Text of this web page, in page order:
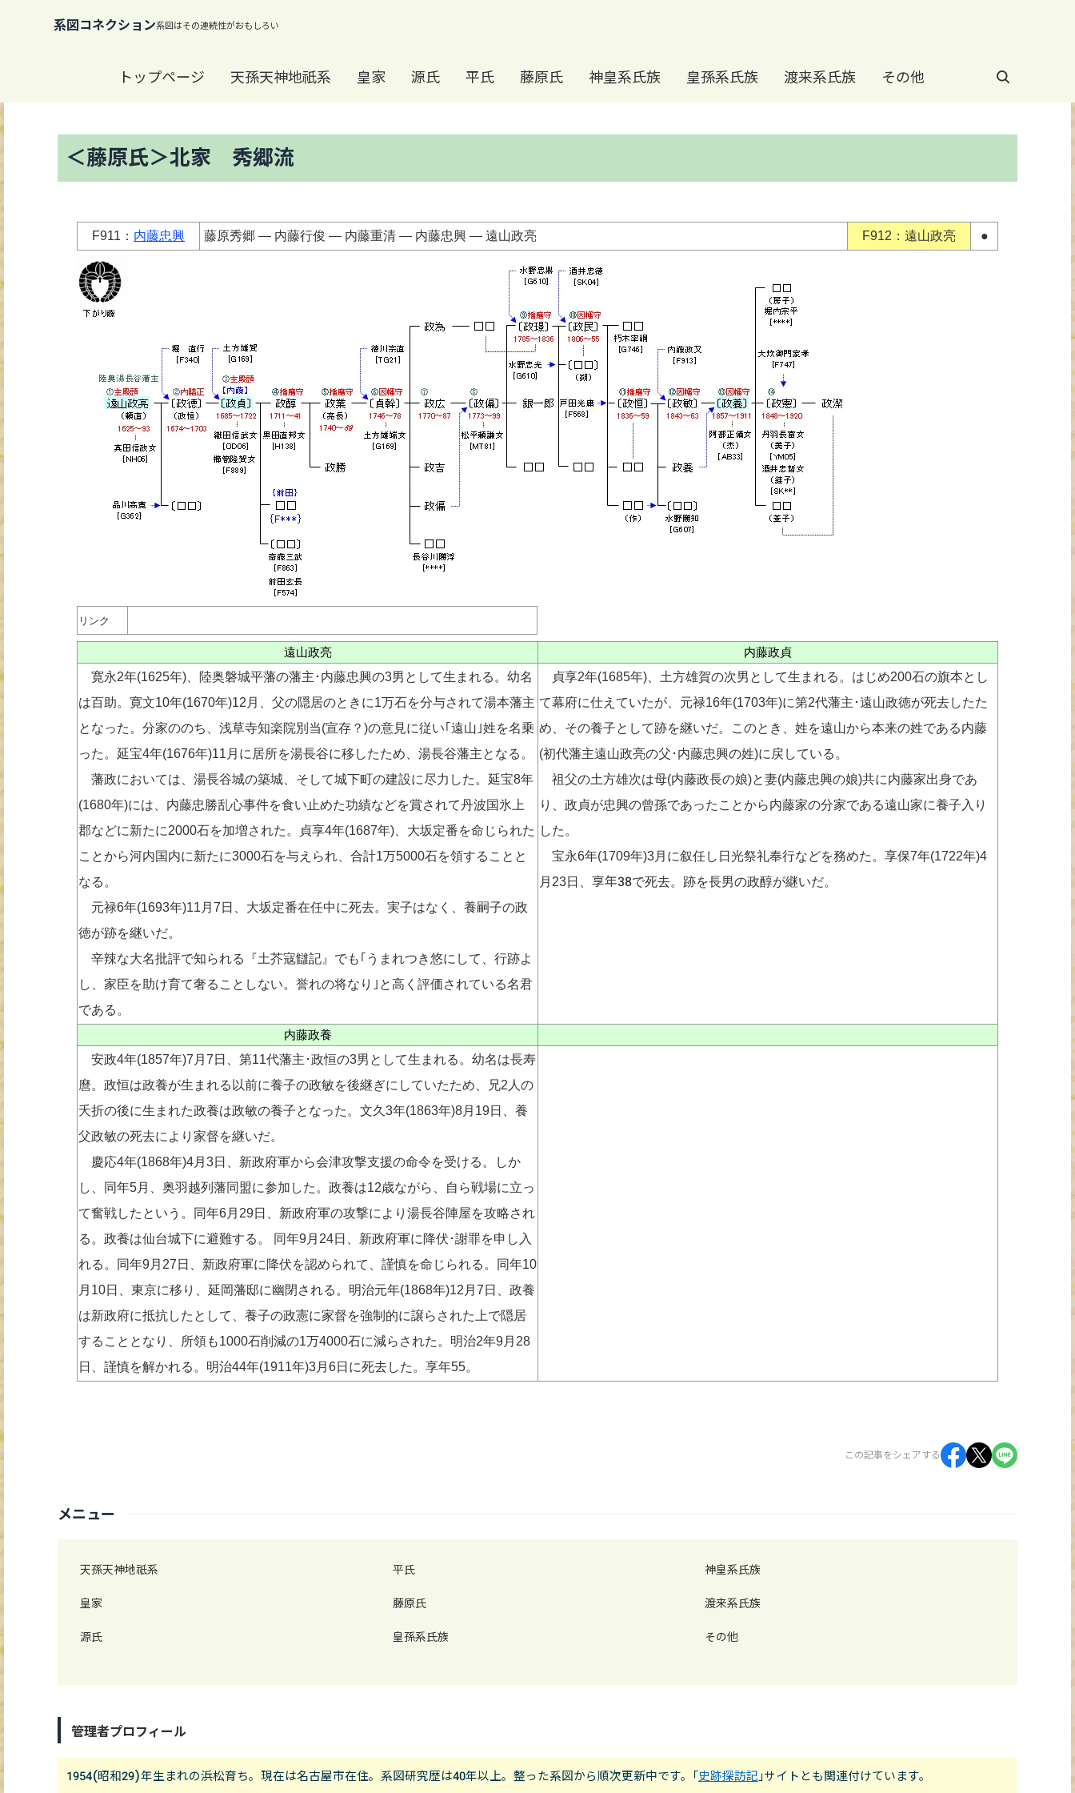
系図コネクション
トップページ 天孫天神地祇系 皇家 源氏 平氏 藤原氏 神皇系氏族 皇孫系氏族 渡来系氏族 その他
＜藤原氏＞北家 秀郷流
F911： 内藤忠興 藤原秀郷 ― 内藤行俊 ― 内藤重清 ― 内藤忠興 ― 遠山政亮 F912：遠山政亮 ●
リンク
遠山政亮 内藤政貞
寛永2年(1625年)、陸奥磐城平藩の藩主･内藤忠興の3男として生まれる。幼名
は百助。寛文10年(1670年)12月、父の隠居のときに1万石を分与されて湯本藩主
となった。分家ののち、浅草寺知楽院別当(宣存？)の意見に従い｢遠山｣姓を名乗
った。延宝4年(1676年)11月に居所を湯長谷に移したため、湯長谷藩主となる。
藩政においては、湯長谷城の築城、そして城下町の建設に尽力した。延宝8年
(1680年)には、内藤忠勝乱心事件を食い止めた功績などを賞されて丹波国氷上
郡などに新たに2000石を加増された。貞享4年(1687年)、大坂定番を命じられた
ことから河内国内に新たに3000石を与えられ、合計1万5000石を領することと
なる。
元禄6年(1693年)11月7日、大坂定番在任中に死去。実子はなく、養嗣子の政
徳が跡を継いだ。
辛辣な大名批評で知られる『土芥寇讎記』でも｢うまれつき悠にして、行跡よ
し、家臣を助け育て奢ることしない。誉れの将なり｣と高く評価されている名君
である。
貞享2年(1685年)、土方雄賀の次男として生まれる。はじめ200石の旗本とし
て幕府に仕えていたが、元禄16年(1703年)に第2代藩主･遠山政徳が死去したた
め、その養子として跡を継いだ。このとき、姓を遠山から本来の姓である内藤
(初代藩主遠山政亮の父･内藤忠興の姓)に戻している。
祖父の土方雄次は母(内藤政長の娘)と妻(内藤忠興の娘)共に内藤家出身であ
り、政貞が忠興の曾孫であったことから内藤家の分家である遠山家に養子入り
した。
宝永6年(1709年)3月に叙任し日光祭礼奉行などを務めた。享保7年(1722年)4
月23日、 享年38で死去。跡を長男の政醇が継いだ。
内藤政養
安政4年(1857年)7月7日、第11代藩主･政恒の3男として生まれる。幼名は長寿
麿。政恒は政養が生まれる以前に養子の政敏を後継ぎにしていたため、兄2人の
夭折の後に生まれた政養は政敏の養子となった。文久3年(1863年)8月19日、養
父政敏の死去により家督を継いだ。
慶応4年(1868年)4月3日、新政府軍から会津攻撃支援の命令を受ける。しか
し、同年5月、奥羽越列藩同盟に参加した。政養は12歳ながら、自ら戦場に立っ
て奮戦したという。同年6月29日、新政府軍の攻撃により湯長谷陣屋を攻略され
る。政養は仙台城下に避難する。 同年9月24日、新政府軍に降伏･謝罪を申し入
れる。同年9月27日、新政府軍に降伏を認められて、謹慎を命じられる。同年10
月10日、東京に移り、延岡藩邸に幽閉される。明治元年(1868年)12月7日、政養
は新政府に抵抗したとして、養子の政憲に家督を強制的に譲らされた上で隠居
することとなり、所領も1000石削減の1万4000石に減らされた。明治2年9月28
日、謹慎を解かれる。明治44年(1911年)3月6日に死去した。享年55。
この記事をシェアする
メニュー
天孫天神地祇系
皇家
源氏
平氏
藤原氏
皇孫系氏族
神皇系氏族
渡来系氏族
その他
管理者プロフィール
1954(昭和29)年生まれの浜松育ち。現在は名古屋市在住。系図研究歴は40年以上。整った系図から順次更新中です。｢史跡探訪記 ｣サイトとも関連付けています。